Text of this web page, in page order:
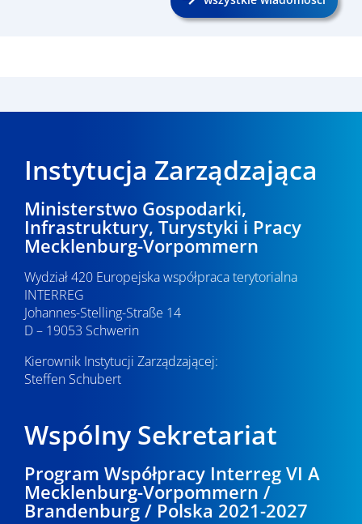
Instytucja Zarządzająca
Ministerstwo Gospodarki,
Infrastruktury, Turystyki i Pracy
Mecklenburg-Vorpommern
Wydział 420 Europejska współpraca terytorialna
INTERREG
Johannes-Stelling-Straße 14
D – 19053 Schwerin
Kierownik Instytucji Zarządzającej:
Steffen Schubert
Wspólny Sekretariat
Program Współpracy Interreg VI A
Mecklenburg-Vorpommern /
Brandenburg / Polska 2021-2027